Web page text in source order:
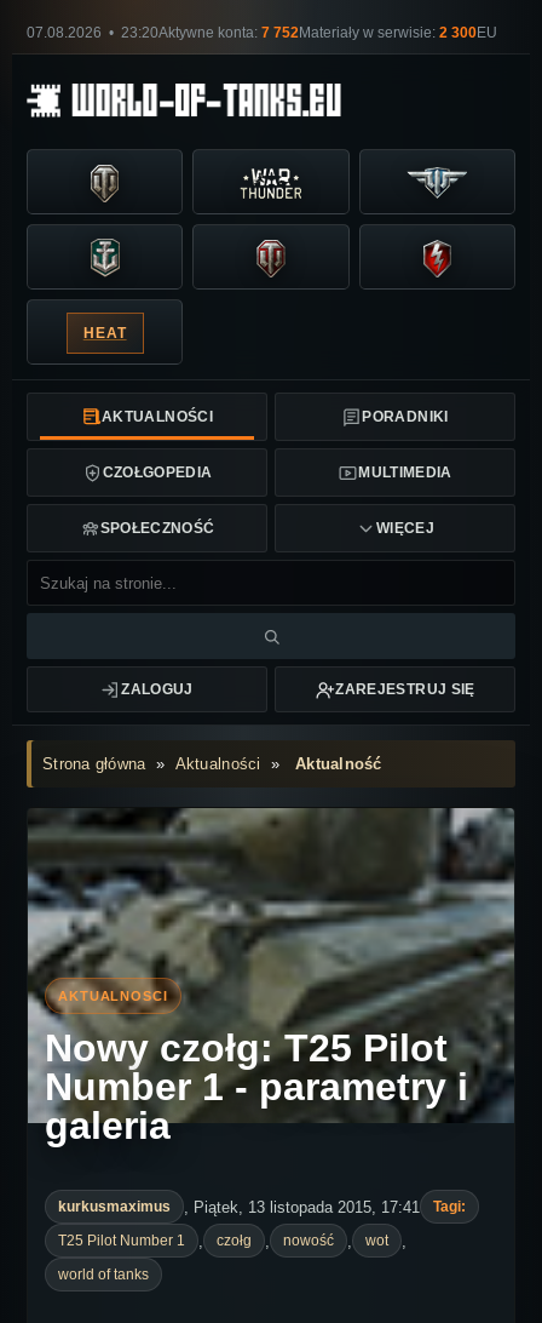
07.08.2026 • 23:20Aktywne konta: 7 752Materiały w serwisie: 2 300EU
HEAT
AKTUALNOŚCI PORADNIKI
CZOŁGOPEDIA MULTIMEDIA
SPOŁECZNOŚĆ WIĘCEJ
ZALOGUJ ZAREJESTRUJ SIĘ
Strona główna» Aktualności »Aktualność
Nowy czołg: T25 Pilot
Number 1 - parametry i
galeria
kurkusmaximus , Piątek, 13 listopada 2015, 17:41
Tagi:
T25 Pilot Number 1
czołg nowość wot
world of tanks